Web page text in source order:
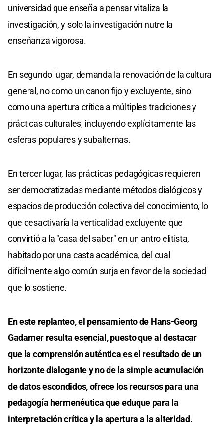
universidad que enseña a pensar vitaliza la
investigación, y solo la investigación nutre la
enseñanza vigorosa.
En segundo lugar, demanda la renovación de la cultura
general, no como un canon fijo y excluyente, sino
como una apertura crítica a múltiples tradiciones y
prácticas culturales, incluyendo explícitamente las
esferas populares y subalternas.
En tercer lugar, las prácticas pedagógicas requieren
ser democratizadas mediante métodos dialógicos y
espacios de producción colectiva del conocimiento, lo
que desactivaría la verticalidad excluyente que
convirtió a la "casa del saber" en un antro elitista,
habitado por una casta académica, del cual
difícilmente algo común surja en favor de la sociedad
que lo sostiene.
En este replanteo, el pensamiento de Hans-Georg
Gadamer resulta esencial, puesto que al destacar
que la comprensión auténtica es el resultado de un
horizonte dialogante y no de la simple acumulación
de datos escondidos, ofrece los recursos para una
pedagogía hermenéutica que eduque para la
interpretación crítica y la apertura a la alteridad.